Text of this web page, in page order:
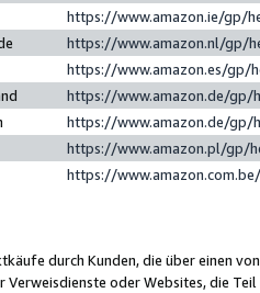
https://www.amazon.ie/gp/
https://www.amazon.nl/gp/
https://www.amazon.es/gp/
https://www.amazon.de/gp/
https://www.amazon.de/gp/
https://www.amazon.pl/gp/
https://
durch Kunden, die über einen
Verweisdienste oder Websites, die Teil